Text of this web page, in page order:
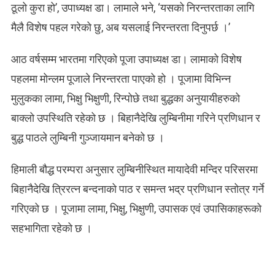
ठूलो कुरा हो’, उपाध्यक्ष डा। लामाले भने, ‘यसको निरन्तरताका लागि
मैलै विशेष पहल गरेको छु, अब यसलाई निरन्तरता दिनुपर्छ ।’
आठ वर्षसम्म भारतमा गरिएको पूजा उपाध्यक्ष डा। लामाको विशेष
पहलमा मोन्लम पूजाले निरन्तरता पाएको हो । पूजामा विभिन्न
मुलुकका लामा, भिक्षु भिक्षुणी, रिन्पोछे तथा बुद्धका अनुयायीहरुको
बाक्लो उपस्थिति रहेको छ । बिहानैदेखि लुम्बिनीमा गरिने प्रणिधान र
बुद्ध पाठले लुम्बिनी गुञ्जायमान बनेको छ ।
हिमाली बौद्ध परम्परा अनुसार लुम्बिनीस्थित मायादेवी मन्दिर परिसरमा
बिहानैदेखि त्रिरत्न बन्दनाको पाठ र समन्त भद्र प्रणिधान स्तोत्र गर्ने
गरिएको छ । पूजामा लामा, भिक्षु, भिक्षुणी, उपासक एवं उपासिकाहरूको
सहभागिता रहेको छ ।